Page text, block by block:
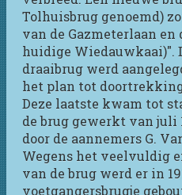
Tolhuisbrug genoemd)
van de Gazmeterlaan
huidige Wiedauwkaai)".
draaibrug werd
het plan tot
Deze laatste kwam tot
de brug gewerkt van juli
door de aannemers G.
Wegens het veelvuldig
van de brug werd er in
voetgangersbrugje